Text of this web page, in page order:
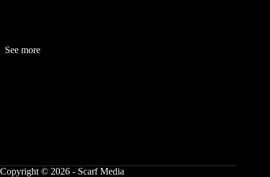
See more
Copyright © 2026 - Scarf Media